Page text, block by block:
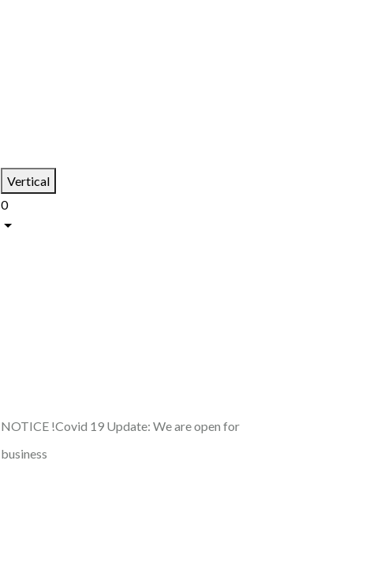
Vertical
0
NOTICE !Covid 19 Update: We are open for
business